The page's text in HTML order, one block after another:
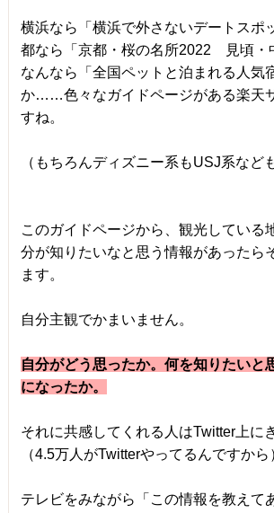
横浜なら「横浜で外さないデートスポ
都なら「京都・桜の名所2022 見頃・
なんなら「全国ペットと泊まれる人気
か……色々なガイドページがある楽天
すね。
（もちろんディズニー系もUSJ系など
このガイドページから、観光している
分が知りたいなと思う情報があったら
ます。
自分主観でかまいません。
自分がどう思ったか。何を知りたいと
になったか。
それに共感してくれる人はTwitter上に
（4.5万人がTwitterやってるんですから
テレビをみながら「この情報を教えて